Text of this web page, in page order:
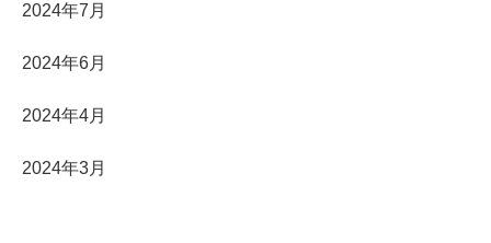
2024年7月
2024年6月
2024年4月
2024年3月